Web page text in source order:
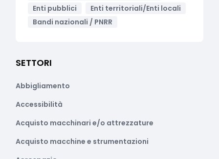
Enti pubblici
Enti territoriali/Enti locali
Bandi nazionali / PNRR
SETTORI
Abbigliamento
Accessibilità
Acquisto macchinari e/o attrezzature
Acquisto macchine e strumentazioni